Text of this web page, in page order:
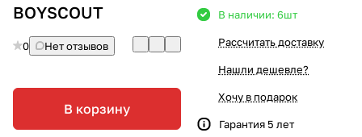
BOYSCOUT
0 Нет отзывов
В корзину
В наличии: 6шт
Рассчитать доставку
Нашли дешевле?
Хочу в подарок
Гарантия 5 лет